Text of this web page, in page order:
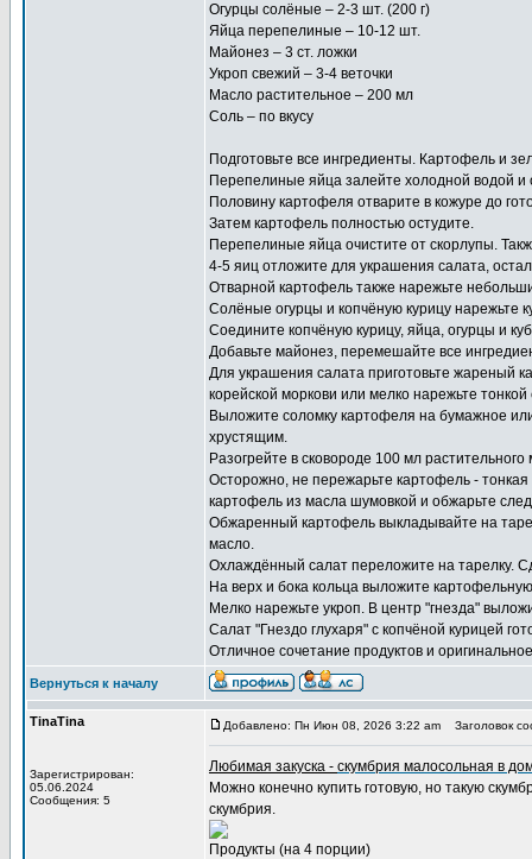
Огурцы солёные – 2-3 шт. (200 г)
Яйца перепелиные – 10-12 шт.
Майонез – 3 ст. ложки
Укроп свежий – 3-4 веточки
Масло растительное – 200 мл
Соль – по вкусу
Подготовьте все ингредиенты. Картофель и
Перепелиные яйца залейте холодной водой и
Половину картофеля отварите в кожуре до
Затем картофель полностью остудите.
Перепелиные яйца очистите от скорлупы.
4-5 яиц отложите для украшения салата,
Отварной картофель также нарежьте
Солёные огурцы и копчёную курицу нарежьте
Соедините копчёную курицу, яйца, огурцы и
Добавьте майонез, перемешайте все
Для украшения салата приготовьте жареный
корейской моркови или мелко нарежьте тонкой
Выложите соломку картофеля на бумажное
хрустящим.
Разогрейте в сковороде 100 мл
Осторожно, не пережарьте картофель - тонкая
картофель из масла шумовкой и обжарьте
Обжаренный картофель выкладывайте на
масло.
Охлаждённый салат переложите на тарелку.
На верх и бока кольца выложите
Мелко нарежьте укроп. В центр "гнезда"
Салат "Гнездо глухаря" с копчёной курицей
Отличное сочетание продуктов и
Вернуться к началу
TinaTina
Зарегистрирован:
05.06.2024
Сообщения: 5
Добавлено: Пн Июн 08, 2026 3:22 am Заголовок
Любимая закуска - скумбрия малосольная в
Можно конечно купить готовую, но такую
скумбрия.
Продукты (на 4 порции)